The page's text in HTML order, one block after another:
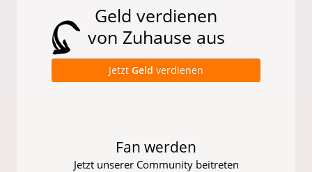
Geld verdienen
von Zuhause aus
Jetzt Geld verdienen
Fan werden
Jetzt unserer Community beitreten